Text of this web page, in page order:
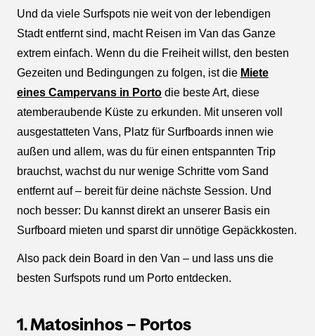
Und da viele Surfspots nie weit von der lebendigen
Stadt entfernt sind, macht Reisen im Van das Ganze
extrem einfach. Wenn du die Freiheit willst, den besten
Gezeiten und Bedingungen zu folgen, ist die Miete
eines Campervans in Porto die beste Art, diese
atemberaubende Küste zu erkunden. Mit unseren voll
ausgestatteten Vans, Platz für Surfboards innen wie
außen und allem, was du für einen entspannten Trip
brauchst, wachst du nur wenige Schritte vom Sand
entfernt auf – bereit für deine nächste Session. Und
noch besser: Du kannst direkt an unserer Basis ein
Surfboard mieten und sparst dir unnötige Gepäckkosten.
Also pack dein Board in den Van – und lass uns die
besten Surfspots rund um Porto entdecken.
1. Matosinhos – Portos